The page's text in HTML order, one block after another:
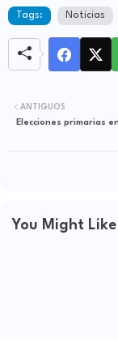
Tags: Noticias
ANTIGUOS
Elecciones primarias
You Might Like